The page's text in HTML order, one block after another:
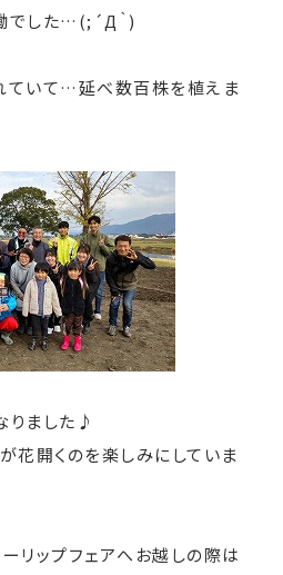
でした…(;´Д｀)
ていて…延べ数百株を植えま
りました♪
花開くのを楽しみにしていま
リップフェアへお越しの際は